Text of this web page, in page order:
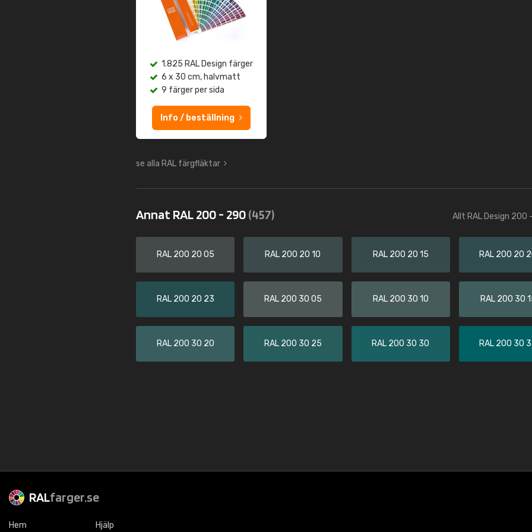
1.825 RAL Design färger
6 x 30 cm, halvmatt
9 färger per sida
Info / beställning
se alla RAL färgfläktar
Annat RAL 200 - 290(457) Allt RAL Design 200
RAL 200 20 05 RAL 200 20 10 RAL 200 20 15 RAL 200 20
RAL 200 20 23 RAL 200 30 05 RAL 200 30 10 RAL 200 30
RAL 200 30 20 RAL 200 30 25 RAL 200 30 30 RAL 200 30
RALfarger.se
Hem Hjälp